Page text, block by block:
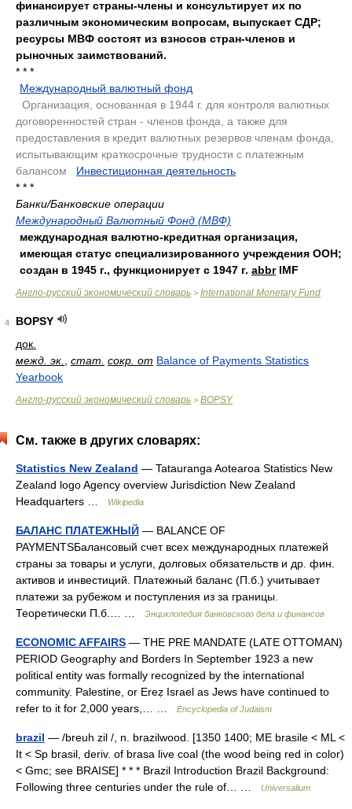
финансирует страны-члены и консультирует их по
различным экономическим вопросам, выпускает СДР;
ресурсы МВФ состоят из взносов стран-членов и
рыночных заимствований.
* * *
Международный валютный фонд
Организация, основанная в 1944 г. для контроля валютных
договоренностей стран - членов фонда, а также для
предоставления в кредит валютных резервов членам фонда,
испытывающим краткосрочные трудности с платежным
балансом
Инвестиционная деятельность
* * *
Банки/Банковские операции
Международный Валютный Фонд (МВФ)
международная валютно-кредитная организация,
имеющая статус специализированного учреждения ООН;
создан в 1945 г., функционирует с 1947 г. abbrIMF
Англо-русский экономический словарь > International Monetary Fund
4
BOPSY
док.
межд. эк.
стат. сокр. от Balance of Payments Statistics
Yearbook
Англо-русский экономический словарь > BOPSY
См. также в других словарях:
Statistics New Zealand — Tatauranga Aotearoa Statistics New
Zealand logo Agency overview Jurisdiction New Zealand
Headquarters …
Wikipedia
БАЛАНС ПЛАТЕЖНЫЙ — BALANCE OF
PAYMENTSБалансовый счет всех международных платежей
страны за товары и услуги, долговых обязательств и др. фин.
активов и инвестиций. Платежный баланс (П.б.) учитывает
платежи за рубежом и поступления из за границы.
Теоретически П.б.… …
Энциклопедия банковского дела и финансов
ECONOMIC AFFAIRS — THE PRE MANDATE (LATE OTTOMAN)
PERIOD Geography and Borders In September 1923 a new
political entity was formally recognized by the international
community. Palestine, or Ereẓ Israel as Jews have continued to
refer to it for 2,000 years,… …
Encyclopedia of Judaism
brazil — /breuh zil /, n. brazilwood. [1350 1400; ME brasile < ML <
It < Sp brasil, deriv. of brasa live coal (the wood being red in color)
< Gmc; see BRAISE] * * * Brazil Introduction Brazil Background:
Following three centuries under the rule of… …
Universalium